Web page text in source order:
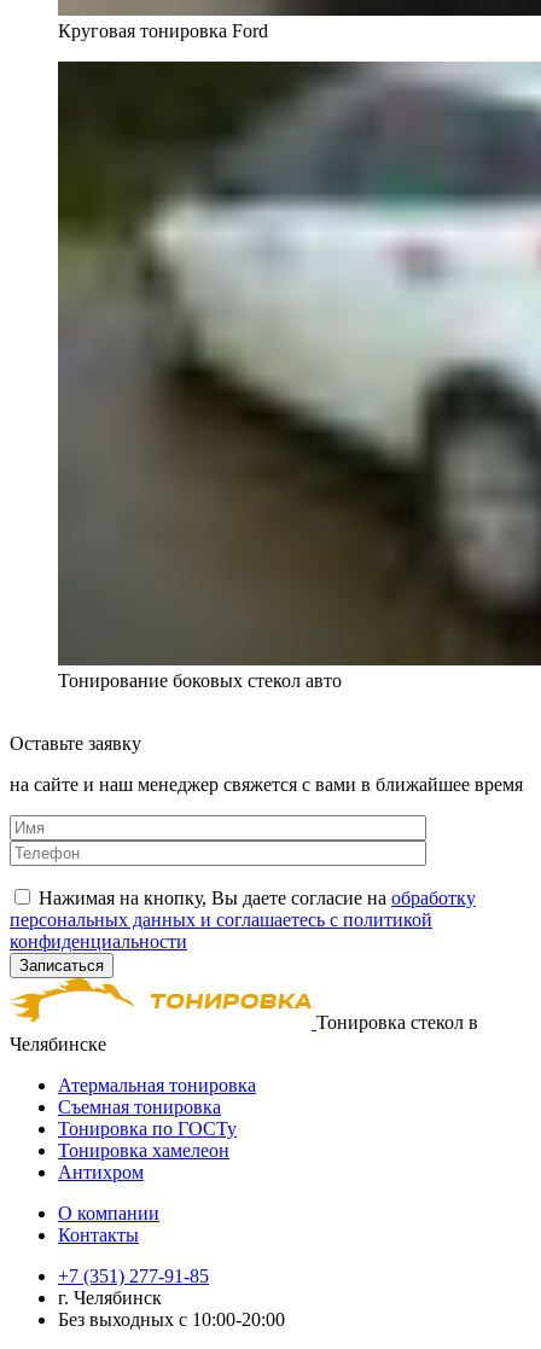
Круговая тонировка Ford
Тонирование боковых стекол авто
Оставьте заявку
на сайте и наш менеджер свяжется с вами в ближайшее время
Нажимая на кнопку, Вы даете согласие на обработку
персональных данных и соглашаетесь с политикой
конфиденциальности
Тонировка стекол в
Челябинске
Атермальная тонировка
Съемная тонировка
Тонировка по ГОСТу
Тонировка хамелеон
Антихром
О компании
Контакты
+7 (351) 277-91-85
г. Челябинск
Без выходных с 10:00-20:00